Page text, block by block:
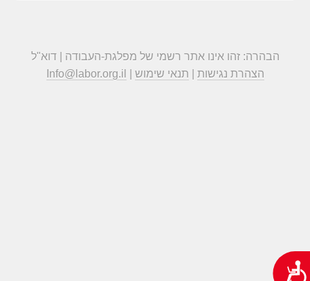
נגישות
הבהרה: זהו אינו אתר רשמי של מפלגת-העבודה | דוא"ל
Info@labor.org.il
הצהרת נגישות תנאי שימוש